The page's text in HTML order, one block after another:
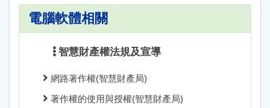
電腦軟體相關
智慧財產權法規及宣導
網路著作權(智慧財產局)
著作權的使用與授權(智慧財產局)